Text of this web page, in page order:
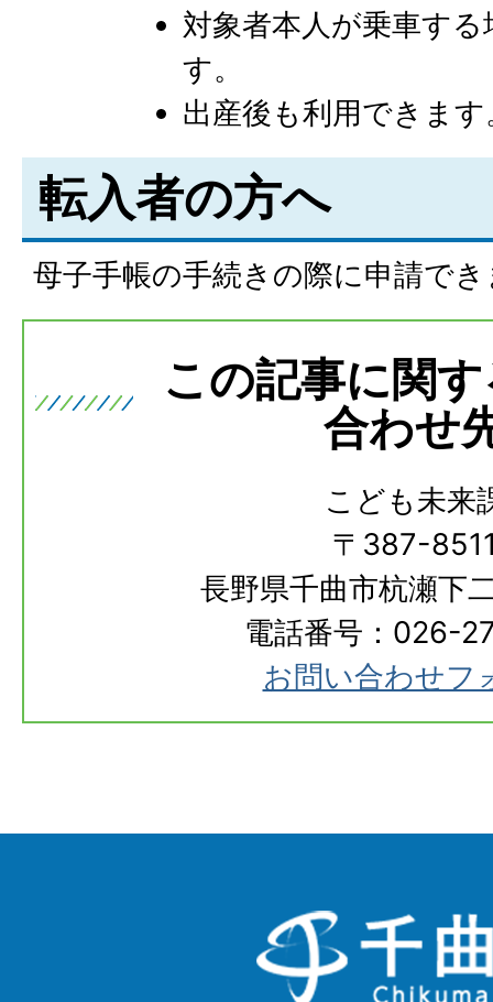
対象者本人が乗車す
す。
出産後も利用できます
転入者の方へ
母子手帳の手続きの際に申請で
この記事に関
合わせ
こども未来
〒387-
長野県千曲市杭瀬下
電話番号：026-
お問い合わせフ
千
曲